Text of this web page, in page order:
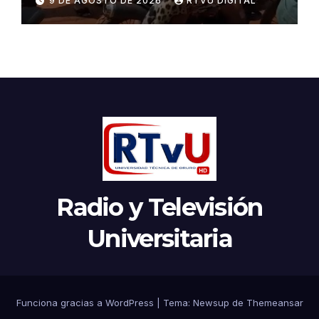
Radio y Televisión
Universitaria
Funciona gracias a WordPress Tema: Newsup de Themeansar